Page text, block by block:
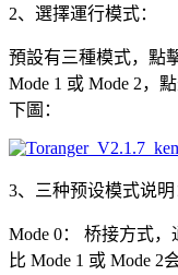
2、選擇運行模式：
預設有三種模式，點
Mode 1 或 Mode 2，
下圖：
3、三种预设模式说明
Mode 0： 桥接方式，
比 Mode 1 或 Mode 2